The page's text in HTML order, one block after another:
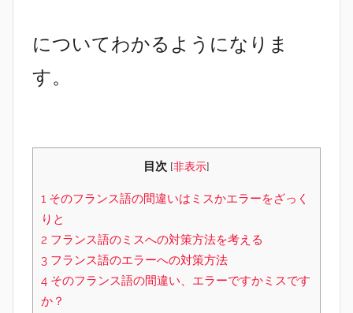
についてわかるようになりま
す。
目次 [非表示]
1 そのフランス語の間違いはミスかエラーをざっく
りと
2 フランス語のミスへの対策方法を考える
3 フランス語のエラーへの対策方法
4 そのフランス語の間違い、エラーですかミスです
か？